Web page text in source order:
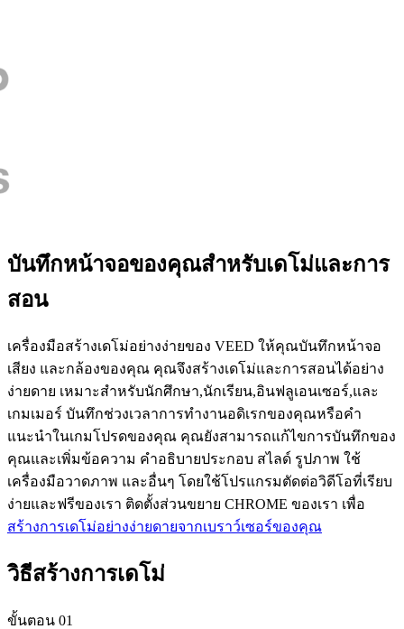
บันทึกหน้าจอของคุณสำหรับเดโม่และการ
สอน
เครื่องมือสร้างเดโม่อย่างง่ายของ VEED ให้คุณบันทึกหน้าจอ
เสียง และกล้องของคุณ คุณจึงสร้างเดโม่และการสอนได้อย่าง
ง่ายดาย เหมาะสำหรับนักศึกษา,นักเรียน,อินฟลูเอนเซอร์,และ
เกมเมอร์ บันทึกช่วงเวลาการทำงานอดิเรกของคุณหรือคำ
แนะนำในเกมโปรดของคุณ คุณยังสามารถแก้ไขการบันทึกของ
คุณและเพิ่มข้อความ คำอธิบายประกอบ สไลด์ รูปภาพ ใช้
เครื่องมือวาดภาพ และอื่นๆ โดยใช้โปรแกรมตัดต่อวิดีโอที่เรียบ
ง่ายและฟรีของเรา ติดตั้งส่วนขยาย CHROME ของเรา เพื่อ
สร้างการเดโม่อย่างง่ายดายจากเบราว์เซอร์ของคุณ
วิธีสร้างการเดโม่
ขั้นตอน 01